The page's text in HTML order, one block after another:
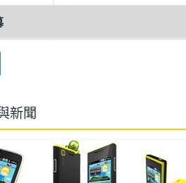
智慧型手機
觸控螢幕、800 × 480pixels 螢
4.0 Ice Cream
素相機鏡頭
microSD 記憶卡擴充
新聞